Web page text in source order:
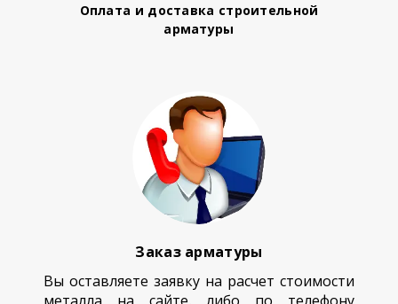
Оплата и доставка строительной
арматуры
Заказ арматуры
Вы оставляете заявку на расчет стоимости
металла на сайте, либо по телефону